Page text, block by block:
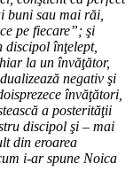
buni sau mai răi,
pe fiecare”; şi
discipol înţelept,
la un învăţător,
negativ şi
învăţători,
a posterităţii
discipol şi – mai
din eroarea
i-ar spune Noica